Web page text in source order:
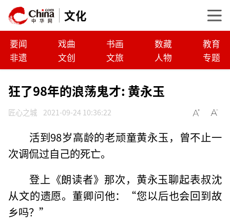
文化
要闻 戏曲 书画 数藏
教育
非遗
文创 文旅 人物 专题
狂了98年的浪荡鬼才: 黄永玉
匠心之城 2021-09-24 10:36:22
活到98岁高龄的老顽童黄永玉，曾不止一
次调侃过自己的死亡。
登上《朗读者》那次，黄永玉聊起表叔沈
从文的遗愿。董卿问他：“您以后也会回到故
乡吗？”